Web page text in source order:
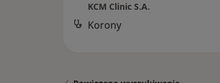
KCM Clinic S.A.
Korony